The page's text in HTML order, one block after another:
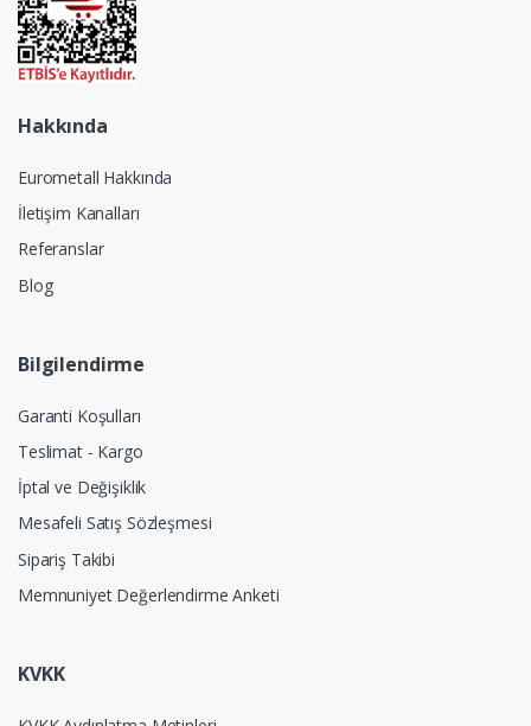
Hakkında
Eurometall Hakkında
İletişim Kanalları
Referanslar
Blog
Bilgilendirme
Garanti Koşulları
Teslimat - Kargo
İptal ve Değişiklik
Mesafeli Satış Sözleşmesi
Sipariş Takibi
Memnuniyet Değerlendirme Anketi
KVKK